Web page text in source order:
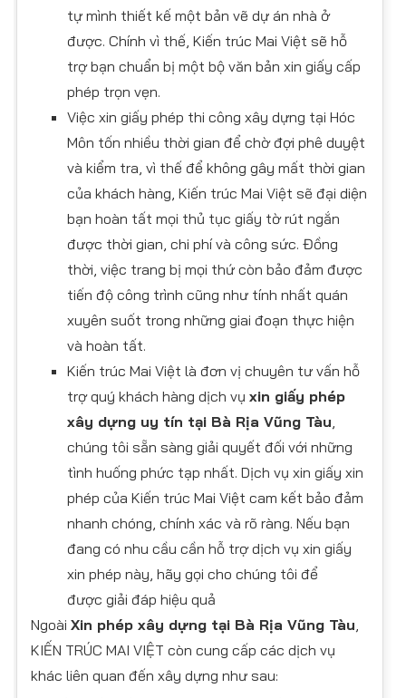
tự mình thiết kế một bản vẽ dự án nhà ở
được. Chính vì thế, Kiến trúc Mai Việt sẽ hỗ
trợ bạn chuẩn bị một bộ văn bản xin giấy cấp
phép trọn vẹn.
Việc xin giấy phép thi công xây dựng tại Hóc
Môn tốn nhiều thời gian để chờ đợi phê duyệt
và kiểm tra, vì thế để không gây mất thời gian
của khách hàng, Kiến trúc Mai Việt sẽ đại diện
bạn hoàn tất mọi thủ tục giấy tờ rút ngắn
được thời gian, chi phí và công sức. Đồng
thời, việc trang bị mọi thứ còn bảo đảm được
tiến độ công trình cũng như tính nhất quán
xuyên suốt trong những giai đoạn thực hiện
và hoàn tất.
Kiến trúc Mai Việt là đơn vị chuyên tư vấn hỗ
trợ quý khách hàng dịch vụ xin giấy phép
xây dựng uy tín tại Bà Rịa Vũng Tàu
chúng tôi sẵn sàng giải quyết đối với những
tình huống phức tạp nhất. Dịch vụ xin giấy xin
phép của Kiến trúc Mai Việt cam kết bảo đảm
nhanh chóng, chính xác và rõ ràng. Nếu bạn
đang có nhu cầu cần hỗ trợ dịch vụ xin giấy
xin phép này, hãy gọi cho chúng tôi để
được giải đáp hiệu quả
​Ngoài Xin phép xây dựng tại Bà Rịa Vũng Tàu
KIẾN TRÚC MAI VIỆT còn cung cấp các dịch vụ
khác liên quan đến xây dựng như sau: